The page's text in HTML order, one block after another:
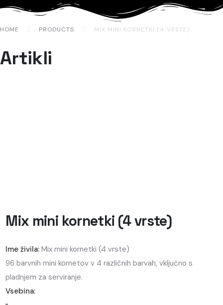
HOME PRODUCTS MIX MINI KORNETKI (4 VRSTE)
Artikli
Mix mini kornetki (4 vrste)
Ime živila: Mix mini kornetki (4 vrste)
96 barvnih mini kornetov v 4 različnih barvah, vključno s
pladnjem za serviranje.
Vsebina: